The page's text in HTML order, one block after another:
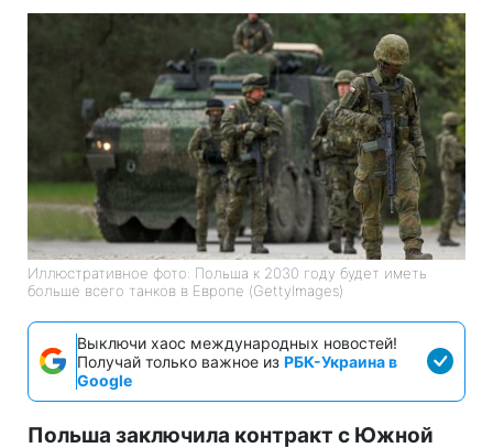
Иллюстративное фото: Польша к 2030 году будет иметь
больше всего танков в Европе (GettyImages)
Выключи хаос международных новостей!
Получай только важное из РБК-Украина в
Google
Польша заключила контракт с Южной